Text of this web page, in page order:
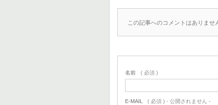
この記事へのコメントはありませ
名前 ( 必須 )
E-MAIL ( 必須 ) - 公開されません -